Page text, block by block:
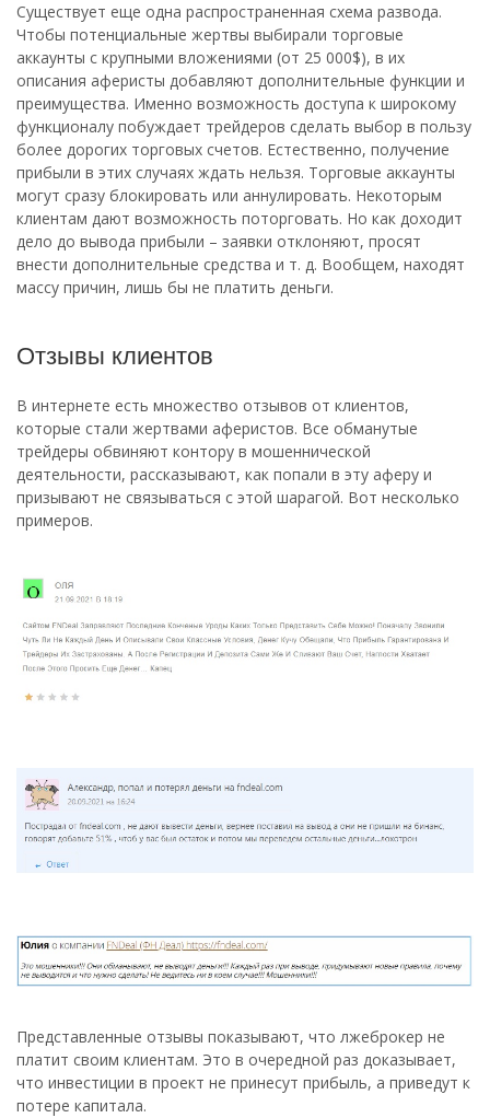
Существует еще одна распространенная схема развода.
Чтобы потенциальные жертвы выбирали торговые
аккаунты с крупными вложениями (от 25 000$), в их
описания аферисты добавляют дополнительные функции и
преимущества. Именно возможность доступа к широкому
функционалу побуждает трейдеров сделать выбор в пользу
более дорогих торговых счетов. Естественно, получение
прибыли в этих случаях ждать нельзя. Торговые аккаунты
могут сразу блокировать или аннулировать. Некоторым
клиентам дают возможность поторговать. Но как доходит
дело до вывода прибыли – заявки отклоняют, просят
внести дополнительные средства и т. д. Вообщем, находят
массу причин, лишь бы не платить деньги.
Отзывы клиентов
В интернете есть множество отзывов от клиентов,
которые стали жертвами аферистов. Все обманутые
трейдеры обвиняют контору в мошеннической
деятельности, рассказывают, как попали в эту аферу и
призывают не связываться с этой шарагой. Вот несколько
примеров.
Представленные отзывы показывают, что лжеброкер не
платит своим клиентам. Это в очередной раз доказывает,
что инвестиции в проект не принесут прибыль, а приведут к
потере капитала.